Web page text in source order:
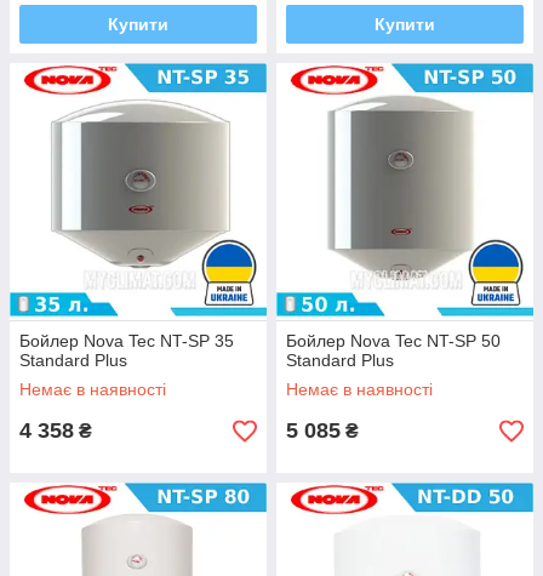
Купити Купити
Бойлер Nova Tec NT-SP 35
Standard Plus
Немає в наявності
4 358 ₴
Бойлер Nova Tec NT-SP 50
Standard Plus
Немає в наявності
5 085 ₴